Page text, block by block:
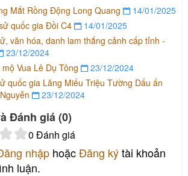
Mắt Rồng Động Long Quang
14/01/2025
quốc gia Đồi C4
14/01/2025
văn hóa, danh lam thắng cảnh cấp tỉnh -
23/12/2024
Vua Lê Dụ Tông
23/12/2024
quốc gia Lăng Miếu Triệu Tường Dấu ấn
23/12/2024
Đánh giá (0)
0 Đánh giá
nhập hoặcĐăng kýtài khoản
luận.